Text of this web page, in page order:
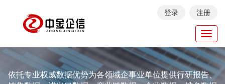
登录 注册
依托专业权威数据优势为各领域企事业单位提供行研报告、